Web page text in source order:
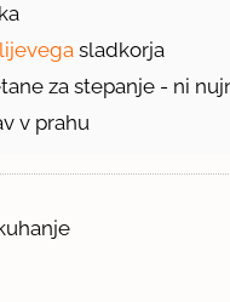
sladkorja
za stepanje - ni
v prahu